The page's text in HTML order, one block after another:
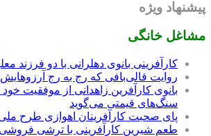
پیشنهاد ویژه
مشاغل خانگی
کارآفرینی بانوی دهلرانی با دو فرزند
روایت قالی‌بافی که رج به رج آرزوهایش
بانوی کارآفرین زاهدانی از موفقیت
سنگ‌های قیمتی می‌گوید
پای صحبت کارآفرینان اهوازی طرح
طعم شیرین کارآفرینی با ترشی فروشی